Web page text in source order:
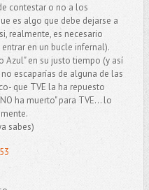
contestar o no a los
es algo que debe dejarse a
realmente, es necesario
en un bucle infernal).
Azul" en su justo tiempo (y así
escaparías de alguna de las
que TVE la ha repuesto
ha muerto" para TVE... lo
sabes)